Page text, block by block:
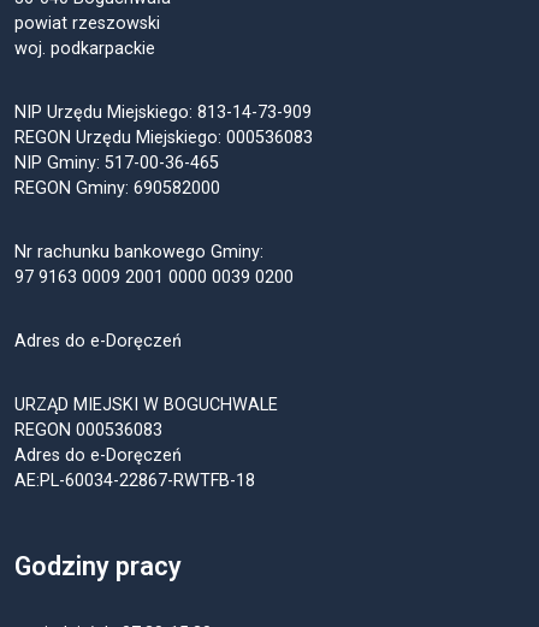
powiat rzeszowski
woj. podkarpackie
NIP Urzędu Miejskiego: 813-14-73-909
REGON Urzędu Miejskiego: 000536083
NIP Gminy: 517-00-36-465
REGON Gminy: 690582000
Nr rachunku bankowego Gminy:
97 9163 0009 2001 0000 0039 0200
Adres do e-Doręczeń
URZĄD MIEJSKI W BOGUCHWALE
REGON 000536083
Adres do e-Doręczeń
AE:PL-60034-22867-RWTFB-18
Godziny pracy